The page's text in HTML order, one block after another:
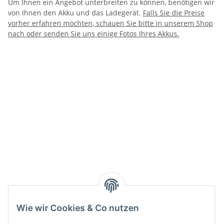
Wie wir Cookies & Co nutzen
Um Ihnen ein Angebot unterbreiten zu können, benötigen wir
von Ihnen den Akku und das Ladegerät. Falls Sie die Preise
vorher erfahren möchten, schauen Sie bitte in unserem Shop
nach oder senden Sie uns einige Fotos Ihres Akkus.